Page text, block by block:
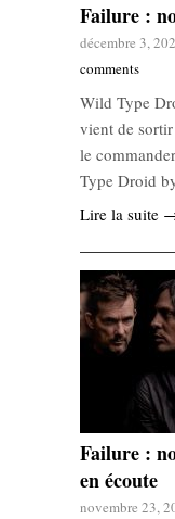
Failure :
décembre 3,
comments
Wild Type
vient de
le
Type Droid
Lire la suite
Failure :
en écoute
novembre 23,